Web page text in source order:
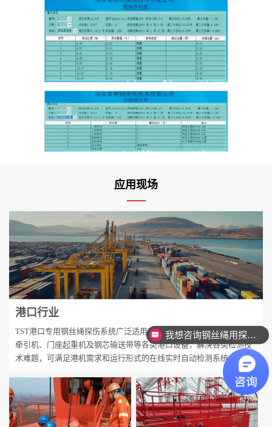
应用现场
港口行业
TST港口专用钢丝绳探伤系统广泛适用于卸船机、龙门吊、卷扬机、
牵引机、门座起重机及钢芯输送带等各类港口设备，解决各类检测技
术难题，可满足港机需求和运行形式的在线实时自动检测系统。
我想咨询钢丝绳用探伤设备。